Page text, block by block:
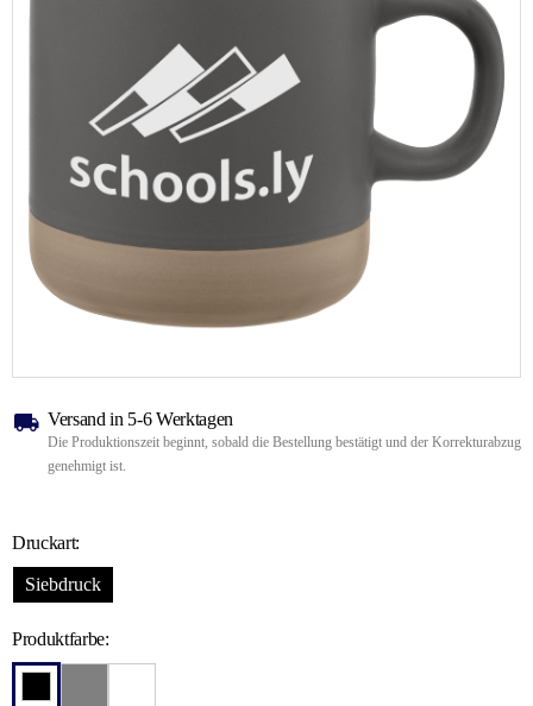
Versand in 5-6 Werktagen
Die Produktionszeit beginnt, sobald die Bestellung bestätigt und der Korrekturabzug
genehmigt ist.
Druckart:
Siebdruck
Produktfarbe: